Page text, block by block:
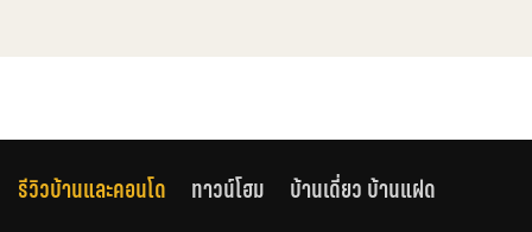
รีวิวบ้านและคอนโด ทาวน์โฮม
บ้านเดี่ยว บ้านแฝด